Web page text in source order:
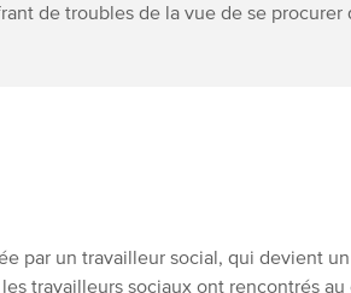
de troubles de la vue de se procurer
par un travailleur social, qui devient
travailleurs sociaux ont rencontrés au